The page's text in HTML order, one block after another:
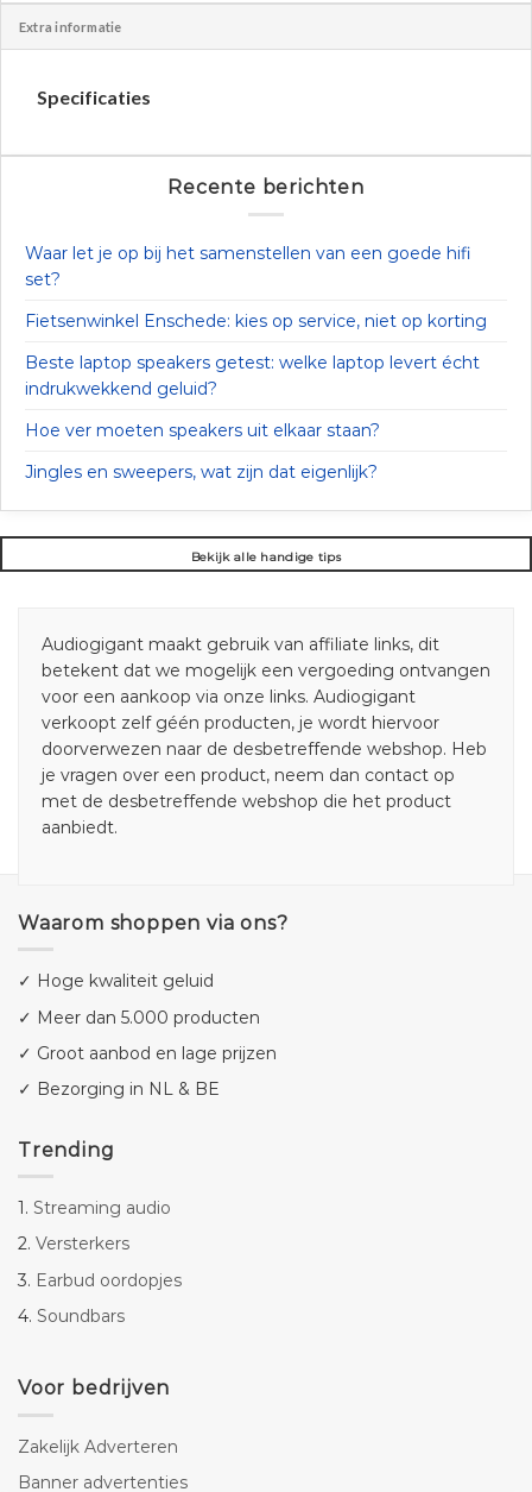
Extra informatie
Specificaties
Recente berichten
Waar let je op bij het samenstellen van een goede hifi
set?
Fietsenwinkel Enschede: kies op service, niet op korting
Beste laptop speakers getest: welke laptop levert écht
indrukwekkend geluid?
Hoe ver moeten speakers uit elkaar staan?
Jingles en sweepers, wat zijn dat eigenlijk?
Bekijk alle handige tips
Audiogigant maakt gebruik van affiliate links, dit
betekent dat we mogelijk een vergoeding ontvangen
voor een aankoop via onze links. Audiogigant
verkoopt zelf géén producten, je wordt hiervoor
doorverwezen naar de desbetreffende webshop. Heb
je vragen over een product, neem dan contact op
met de desbetreffende webshop die het product
aanbiedt.
Waarom shoppen via ons?
✓ Hoge kwaliteit geluid
✓ Meer dan 5.000 producten
✓ Groot aanbod en lage prijzen
✓ Bezorging in NL & BE
Trending
1. Streaming audio
2. Versterkers
3. Earbud oordopjes
4. Soundbars
Voor bedrijven
Zakelijk Adverteren
Banner advertenties